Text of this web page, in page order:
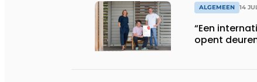
ALGEMEEN 14
“Een
opent